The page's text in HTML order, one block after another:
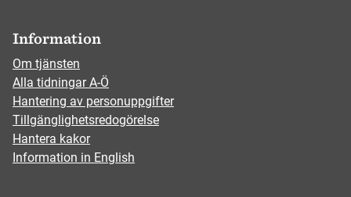
Information
Om tjänsten
Alla tidningar A-Ö
Hantering av personuppgifter
Tillgänglighetsredogörelse
Hantera kakor
Information in English